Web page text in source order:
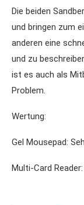
Die beiden
und bringen zum
anderen eine
und zu
ist es auch als
Problem.
Wertung:
Gel Mousepad:
Multi-Card